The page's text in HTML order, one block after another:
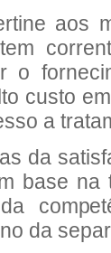
aos
o
custo
a
da
base
da